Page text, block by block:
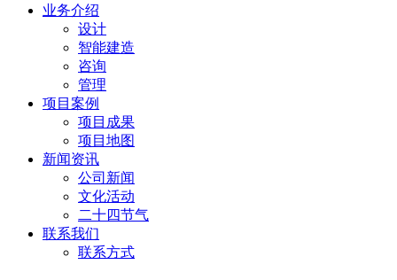
业务介绍
设计
智能建造
咨询
管理
项目案例
项目成果
项目地图
新闻资讯
公司新闻
文化活动
二十四节气
联系我们
联系方式